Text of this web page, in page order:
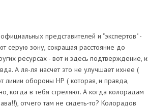
представителей и "экспертов" -
серую зону, сокращая расстояние до
ресурсах - вот и здесь подтверждение,
А ля-ля насчет это не улучшает ихнее (
линии обороны НР ( которая, и правда,
когда в тебя стреляют. А когда колорадам
отчего там не сидеть-то? Колорадов